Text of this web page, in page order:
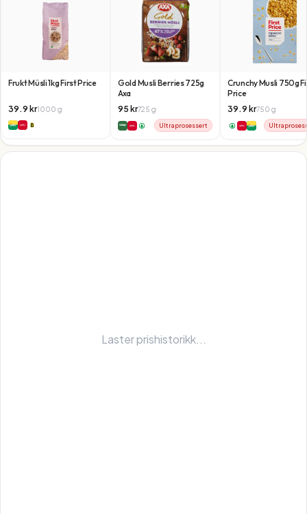
Frukt Müsli 1kg First Price
39.9 kr1000 g
Gold Musli Berries 725g
Axa
95 kr725 g
Ultraprosessert
Crunchy Musli 750g
Price
39.9 kr750 g
Laster prishistorikk...